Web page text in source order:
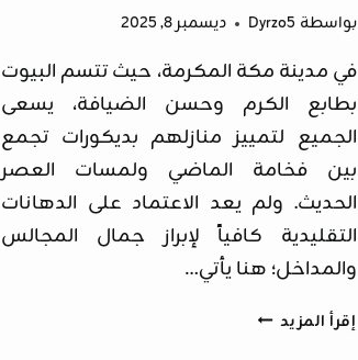
بواسطة Dyrzo5 ديسمبر 8, 2025
في مدينة مكة المكرمة، حيث تتسم البيوت
بطابع الكرم وحسن الضيافة، يسعى
الجميع لتمييز منازلهم بديكورات تجمع
بين فخامة الماضي ولمسات العصر
الحديث. ولم يعد الاعتماد على الدهانات
التقليدية كافياً لإبراز جمال المجالس
والمداخل؛ هنا يأتي…
إقرأ المزيدديكور